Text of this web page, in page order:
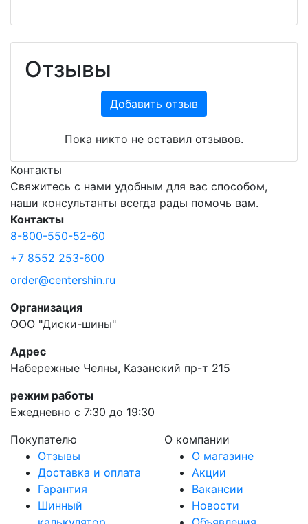
Отзывы
Добавить отзыв
Пока никто не оставил отзывов.
Контакты
Свяжитесь с нами удобным для вас способом,
наши консультанты всегда рады помочь вам.
Контакты
8-800-550-52-60
+7 8552 253-600
order@centershin.ru
Организация
ООО "Диски-шины"
Адрес
Набережные Челны, Казанский пр-т 215
режим работы
Ежедневно с 7:30 до 19:30
Покупателю
Отзывы
Доставка и оплата
Гарантия
Шинный
О компании
О магазине
Акции
Вакансии
Новости